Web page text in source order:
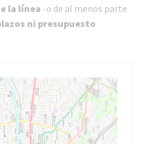
la línea -o de al menos parte
ni presupuesto